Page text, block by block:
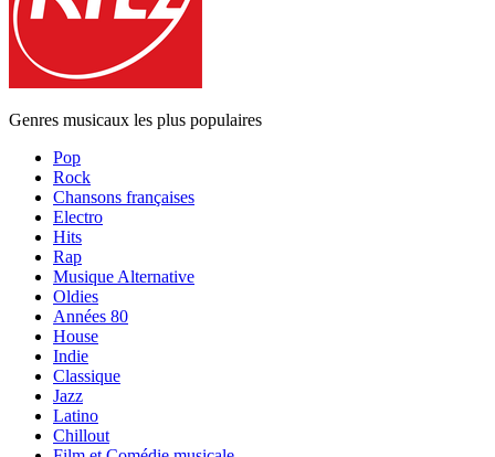
Genres musicaux les plus populaires
Pop
Rock
Chansons françaises
Electro
Hits
Rap
Musique Alternative
Oldies
Années 80
House
Indie
Classique
Jazz
Latino
Chillout